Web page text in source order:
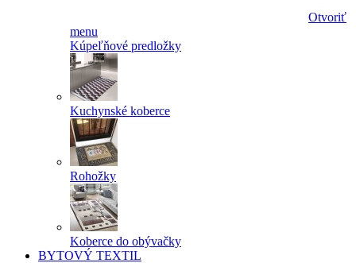
Otvoriť
menu
Kúpeľňové predložky
Kuchynské koberce
Rohožky
Koberce do obývačky
BYTOVÝ TEXTIL